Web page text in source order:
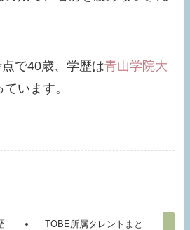
で40歳、学歴は青山学院大
います。
TOBE所属タレントまと